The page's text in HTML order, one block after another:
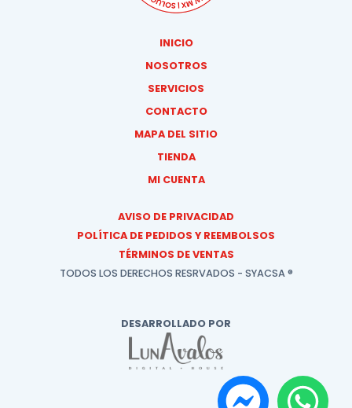
INICIO
NOSOTROS
SERVICIOS
CONTACTO
MAPA DEL SITIO
TIENDA
MI CUENTA
AVISO DE PRIVACIDAD
POLÍTICA DE PEDIDOS Y REEMBOLSOS
TÉRMINOS DE VENTAS
TODOS LOS DERECHOS RESRVADOS - SYACSA ®
DESARROLLADO POR